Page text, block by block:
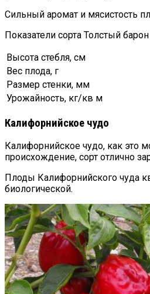
Сильный аромат и мясистость
Показатели сорта Толстый
Высота стебля, см
Вес плода, г
Размер стенки, мм
Урожайность, кг/кв м
Калифорнийское чудо
Калифорнийское чудо, как это
происхождение, сорт отлично
Плоды Калифорнийского чуда
биологической.